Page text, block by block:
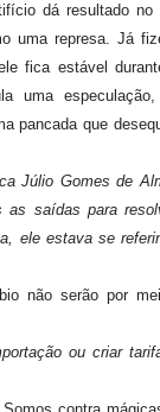
dá resultado no
uma represa. Já
fica estável
uma especulação,
pancada que
Júlio Gomes de
as saídas para
ele estava se
não serão por
ou criar